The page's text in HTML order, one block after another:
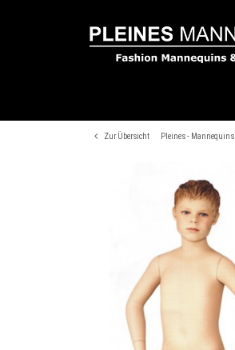
Zur Übersicht Pleines - Mannequins